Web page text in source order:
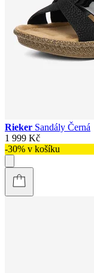
Rieker Sandály Černá
1 999 Kč
-30% v košíku